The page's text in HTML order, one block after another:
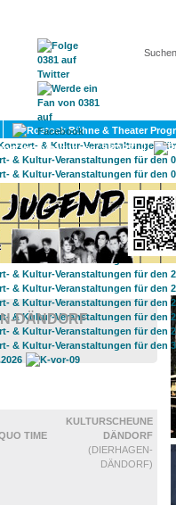
KONTAKT
SPORT
DÄNDORF
KULTURSCHEUNE
DÄNDORF
(DIERHAGEN-
DÄNDORF)